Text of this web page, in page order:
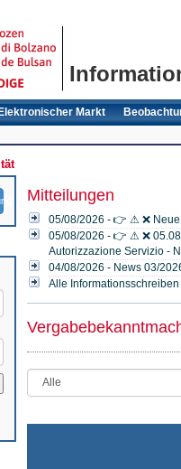
Elektronischer Markt
Mitteilungen
05/08/2026 - 👉 ⚠ ❌
05/08/2026 - 👉 ⚠ ❌
Autorizzazione Servizio -
04/08/2026 - News 03/
Alle Informationsschreiben